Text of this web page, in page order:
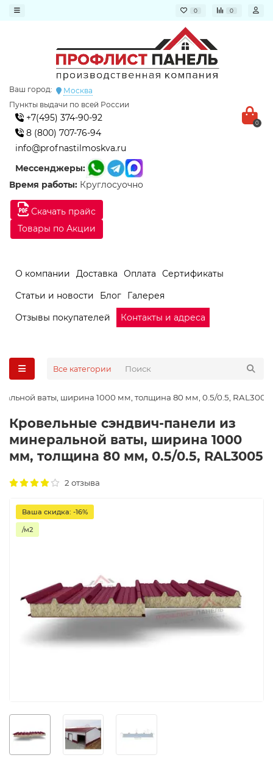
0 0
Скачать прайс
Товары по Акции
Ваш город:
Москва
Пункты выдачи по всей России
+7(495) 374-90-92
8 (800) 707-76-94
info@profnastilmoskva.ru
Мессенджеры:
Время работы: Круглосуочно
0
О компании Доставка Оплата
Сертификаты
Статьи и новости
Блог
Галерея
Отзывы покупателей
Контакты и адреса
Все категории
ваты, ширина 1000 мм, толщина 80 мм, 0.5/0.5, RAL3005
Кровельные сэндвич-панели из
минеральной ваты, ширина 1000
мм, толщина 80 мм, 0.5/0.5, RAL3005
2 отзыва
Ваша скидка: -16%
/м2